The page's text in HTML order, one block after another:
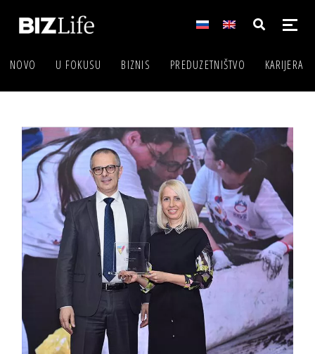
NOVO U FOKUSU BIZNIS PREDUZETNIŠTVO KARIJERA